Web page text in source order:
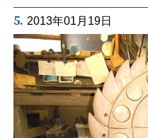
5. 2013年01月19日